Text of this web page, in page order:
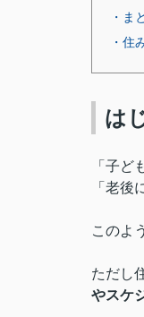
・ま
・住
は
「子ど
「老後
このよ
ただし
やスケ